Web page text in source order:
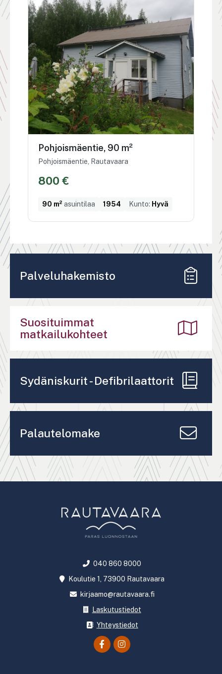
Pohjoismäentie, 90 m²
Pohjoismäentie, Rautavaara
800 €
90 m² asuintilaa 1954 Kunto: Hyvä
Palveluhakemisto
Suosituimmat
matkailukohteet
Sydäniskurit - Defibrilaattorit
Palautelomake
040 860 8000
Koulutie 1, 73900 Rautavaara
kirjaamo@rautavaara.fi
Laskutustiedot
Yhteystiedot